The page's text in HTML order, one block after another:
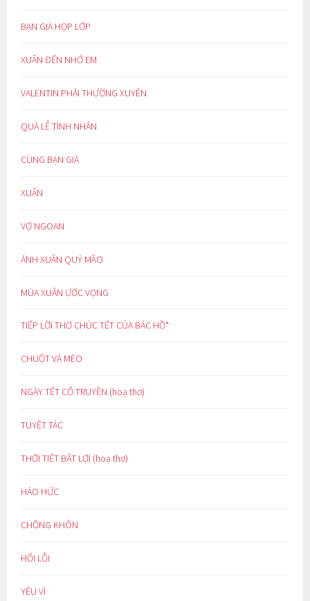
BẠN GIÀ HỌP LỚP
XUÂN ĐẾN NHỚ EM
VALENTIN PHẢI THƯỜNG XUYÊN
QUÀ LỄ TÌNH NHÂN
CÙNG BẠN GIÀ
XUÂN
VỢ NGOAN
ÁNH XUÂN QUÝ MÃO
MÙA XUÂN ƯỚC VỌNG
TIẾP LỜI THƠ CHÚC TẾT CỦA BÁC HỒ*
CHUỘT VÀ MÈO
NGÀY TẾT CỔ TRUYỀN (hoạ thơ)
TUYỆT TÁC
THỜI TIẾT BẤT LỢI (hoạ thơ)
HÁO HỨC
CHỒNG KHÔN
HỐI LỖI
YÊU VÌ